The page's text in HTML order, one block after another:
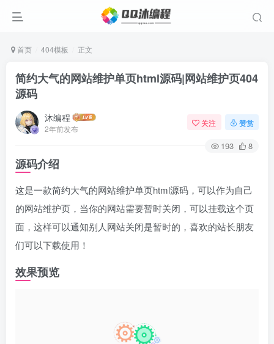
首页 404模板 正文
简约大气的网站维护单页html源码|网站维护页404
源码
沐编程
2年前发布
关注 赞赏
193 8
源码介绍
这是一款简约大气的网站维护单页html源码，可以作为自己
的网站维护页，当你的网站需要暂时关闭，可以挂载这个页
面，这样可以通知别人网站关闭是暂时的，喜欢的站长朋友
们可以下载使用！
效果预览